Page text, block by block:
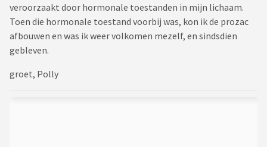
veroorzaakt door hormonale toestanden in mijn lichaam.
Toen die hormonale toestand voorbij was, kon ik de prozac
afbouwen en was ik weer volkomen mezelf, en sindsdien
gebleven.
groet, Polly